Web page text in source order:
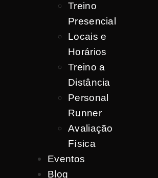
Treino
Presencial
Locais e
Horários
Treino a
Distância
Personal
Runner
Avaliação
Física
Eventos
Blog